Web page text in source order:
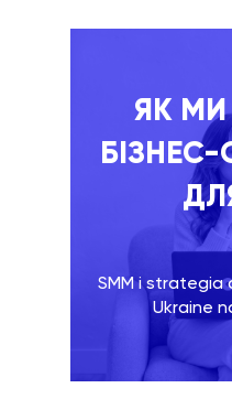
ЯК МИ
SMM i strategia
Ukraine